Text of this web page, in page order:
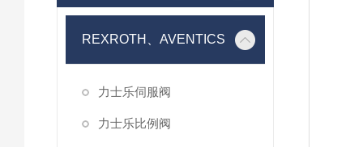
REXROTH、AVENTICS
力士乐伺服阀
力士乐比例阀